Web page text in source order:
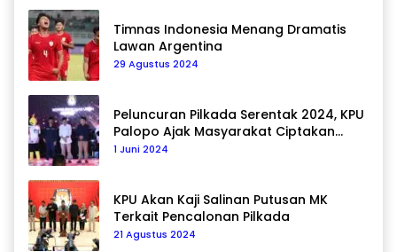
Timnas Indonesia Menang Dramatis
Lawan Argentina
29 Agustus 2024
Peluncuran Pilkada Serentak 2024, KPU
Palopo Ajak Masyarakat Ciptakan
Pilkada Damai
1 Juni 2024
KPU Akan Kaji Salinan Putusan MK
Terkait Pencalonan Pilkada
21 Agustus 2024